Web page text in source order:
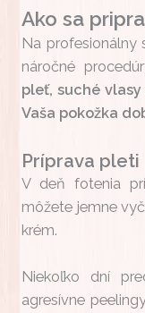
Ako sa
Na profesionálny
náročné
pleť, suché
Vaša pokožka
Príprava pleti
V deň fotenia
môžete jemne
krém.
Niekoľko dní
agresívne